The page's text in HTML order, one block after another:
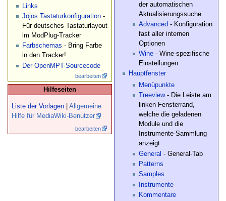
Links
Jojos Tastaturkonfiguration-
Für deutsches Tastaturlayout
im ModPlug-Tracker
Farbschemas - Bring Farbe
in den Tracker!
Der OpenMPT-Sourcecode
bearbeiten
Hilfeseiten
Liste der Vorlagen |Allgemeine
Hilfe für MediaWiki-Benutzer
bearbeiten
der automatischen
Aktualisierungssuche
Advanced - Konfiguration
fast aller internen
Optionen
Wine- Wine-spezifische
Einstellungen
Hauptfenster
Menüpunkte
Treeview- Die Leiste am
linken Fensterrand,
welche die geladenen
Module und die
Instrumente-Sammlung
anzeigt
General - General-Tab
Patterns
Samples
Instrumente
Kommentare